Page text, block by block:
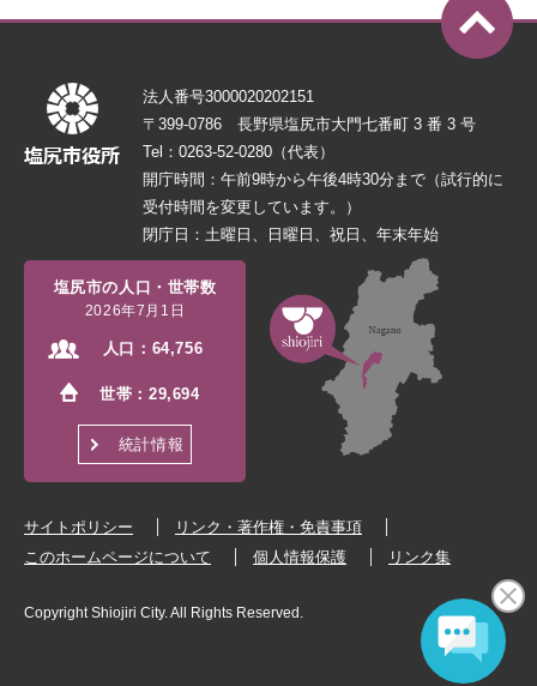
法人番号3000020202151
〒399-0786 長野県塩尻市大門七番町 3 番 3 号
Tel：0263-52-0280（代表）
開庁時間：午前9時から午後4時30分まで（試行的に
受付時間を変更しています。）
閉庁日：土曜日、日曜日、祝日、年末年始
塩尻市の人口・世帯数
2026年7月1日
人口： 64,756
世帯：29,694
統計情報
サイトポリシー
リンク・著作権・免責事項
このホームページについて
個人情報保護 リンク集
Copyright Shiojiri City. All Rights Reserved.